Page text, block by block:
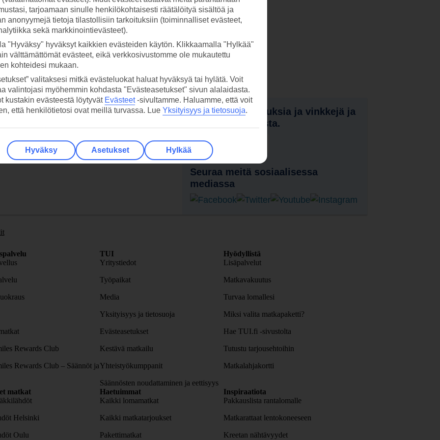
TUI-sovellus nyt!
Lataa sovellus kätevästi lukemalla
QR-koodi puhelimesi kameralla.
Vastaanota tarjouksia ja vinkkejä ja
tietoja uutuuksista.
Tilaa uutiskirje
Seuraa meitä sosiaalisessa
mediassa
Rewards Club
Rewards Club – Säännöt ja
TUI
Yritystiedot
Työpaikat
Media
Yksityisyys ja tietosuoja
Evästeasetukset
Kestävä matkailu
Yhteistyökumppanit
Säännösten noudattaminen ja eettisyys
Hyödyllistä
Lisäpalvelut
Matkavakuutus
Turvaa lomallesi
Miksi valita matkapaketti?
Hae TUI.fi -sivustolta
Tutustu tarjousehtoihin
Matkalahjakortti
matkat
Helsinki
Oulu
Haetuimmat
Kaikki lomamatkat
Kaikki matkatarjoukset
Pakettimatkat
Inspiraatiota
Pakkauslista rantalomalle
Matkarattaat lentokoneeseen
Kreetan nähtävyydet
tarjoamaan sinulle henkilökohtaisesti räätälöityä sisältöä ja
anonyymejä tietoja tilastollisiin tarkoituksiin (toiminnalliset evästeet,
sekä markkinointievästeet).
"Hyväksy" hyväksyt kaikkien evästeiden käytön. Klikkaamalla "Hylkää"
välttämättömät evästeet, eikä verkkosivustomme ole mukautettu
kohteidesi mukaan.
valitaksesi mitkä evästeluokat haluat hyväksyä tai hylätä. Voit
valintojasi myöhemmin kohdasta "Evästeasetukset" sivun alalaidasta.
kustakin evästeestä löytyvät Evästeet-sivultamme. Haluamme, että voit
että henkilötietosi ovat meillä turvassa. Lue Yksityisyys ja tietosuoja.
Hyväksy Asetukset Hylkää